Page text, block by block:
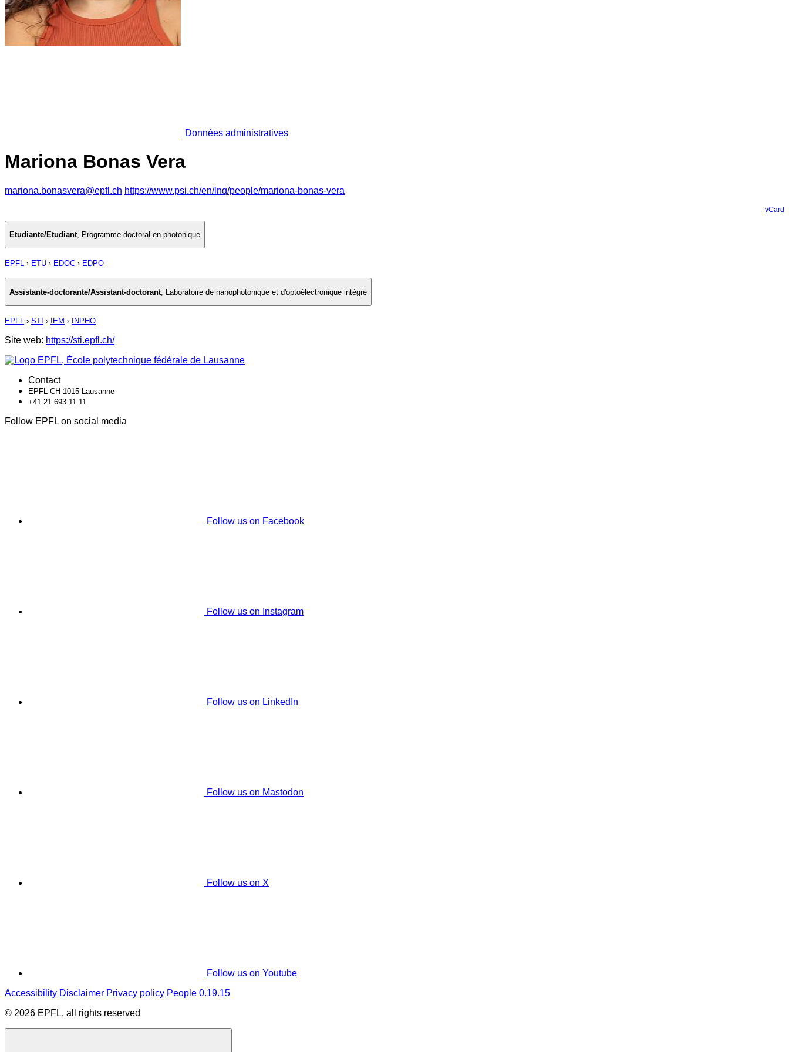
Données administratives
Mariona Bonas Vera
mariona.bonasvera@epfl.ch https://www.psi.ch/en/lnq/people/mariona-bonas-vera
vCard
Etudiante/Etudiant, Programme doctoral en photonique
EPFL › ETU › EDOC › EDPO
Assistante-doctorante/Assistant-doctorant Laboratoire de nanophotonique et d'optoélectronique intégré
EPFL › STI › IEM › INPHO
Site web: https://sti.epfl.ch/
Contact
EPFL CH-1015 Lausanne
+41 21 693 11 11
Follow EPFL on social media
Follow us on Facebook
Follow us on Instagram
Follow us on LinkedIn
Follow us on Mastodon
Follow us on X
Follow us on Youtube
Accessibility Disclaimer Privacy policy People 0.19.15
© 2026 EPFL, all rights reserved